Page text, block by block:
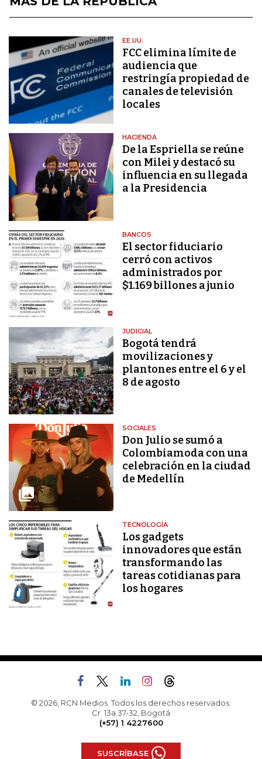
EE.UU.
FCC elimina límite de
audiencia que
restringía propiedad de
canales de televisión
locales
HACIENDA
De la Espriella se reúne
con Milei y destacó su
influencia en su llegada
a la Presidencia
BANCOS
El sector fiduciario
cerró con activos
administrados por
$1.169 billones a junio
JUDICIAL
Bogotá tendrá
movilizaciones y
plantones entre el 6 y el
8 de agosto
SOCIALES
Don Julio se sumó a
Colombiamoda con una
celebración en la ciudad
de Medellín
TECNOLOGÍA
Los gadgets
innovadores que están
transformando las
tareas cotidianas para
los hogares
© 2026, RCN Medios. Todos los derechos reservados.
Cr. 13a 37-32, Bogotá
(+57) 1 4227600
SUSCRÍBASE